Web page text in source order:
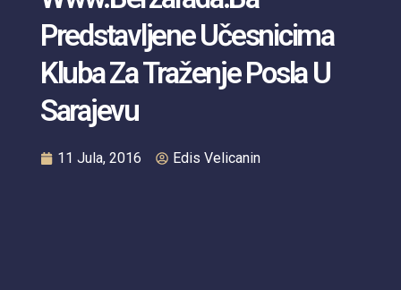
Predstavljene Učesnicima
Kluba Za Traženje Posla U
Sarajevu
11 Jula, 2016 Edis Velicanin